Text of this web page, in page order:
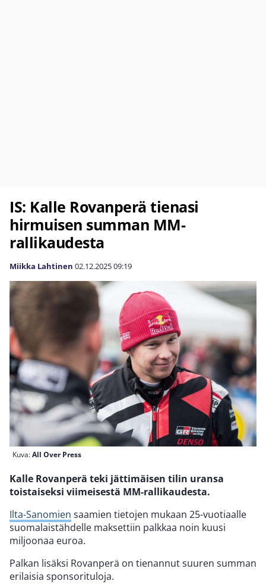
IS: Kalle Rovanperä tienasi
hirmuisen summan MM-
rallikaudesta
Miikka Lahtinen 02.12.202509:19
Kuva:All Over Press
Kalle Rovanperä teki jättimäisen tilin uransa
toistaiseksi viimeisestä MM-rallikaudesta.
Ilta-Sanomien saamien tietojen mukaan 25-vuotiaalle
suomalaistähdelle maksettiin palkkaa noin kuusi
miljoonaa euroa.
Palkan lisäksi Rovanperä on tienannut suuren summan
erilaisia sponsorituloja.